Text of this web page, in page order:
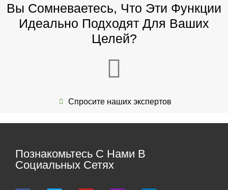
Вы Сомневаетесь, Что Эти Функции
Идеально Подходят Для Ваших
Целей?
Спросите наших экспертов
Познакомьтесь С Нами В
Социальных Сетях